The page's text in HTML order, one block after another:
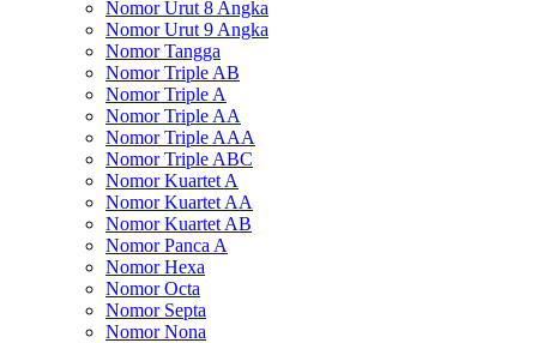
Nomor Urut 8 Angka
Nomor Urut 9 Angka
Nomor Tangga
Nomor Triple AB
Nomor Triple A
Nomor Triple AA
Nomor Triple AAA
Nomor Triple ABC
Nomor Kuartet A
Nomor Kuartet AA
Nomor Kuartet AB
Nomor Panca A
Nomor Hexa
Nomor Octa
Nomor Septa
Nomor Nona